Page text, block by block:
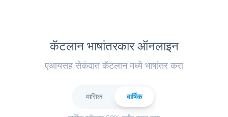
कॅटलान भाषांतरकार ऑनलाइन
एआयसह सेकंदात कॅटलान मध्ये भाषांतर करा
मासिक वार्षिक